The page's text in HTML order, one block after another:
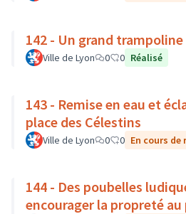
142 - Un grand
Ville de Lyon 0 0 Réalisé
143 - Remise en eau et
place des Célestins
Ville de Lyon 0 0 En cours
144 - Des poubelles
encourager la propreté au